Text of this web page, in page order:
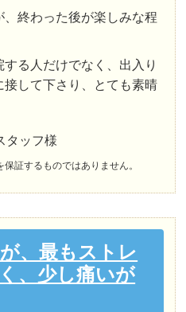
、終わった後が楽しみな程
る人だけでなく、出入り
して下さり、とても素晴
ッフ様
証するものではありません。
、最もストレ
、少し痛いが